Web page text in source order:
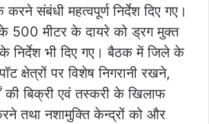
संबंधी महत्वपूर्ण निर्देश दिए गए।
500 मीटर के दायरे को ड्रग मुक्त
निर्देश भी दिए गए। बैठक में जिले के
क्षेत्रों पर विशेष निगरानी रखने,
की बिक्री एवं तस्करी के खिलाफ
तथा नशामुक्ति केन्द्रों को और